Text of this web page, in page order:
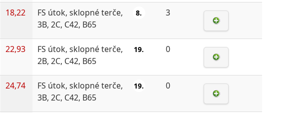
18,22
FS útok, sklopné terče,
3B, 2C, C42, B65
8. 3
22,93
FS útok, sklopné terče,
2B, 2C, C42, B65
19. 0
24,74
FS útok, sklopné terče,
3B, 2C, C42, B65
19. 0